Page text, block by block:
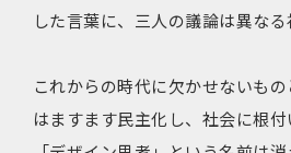
した言葉に、三人の議論は異なる
これからの時代に欠かせないも
はますます民主化し、社会に根付